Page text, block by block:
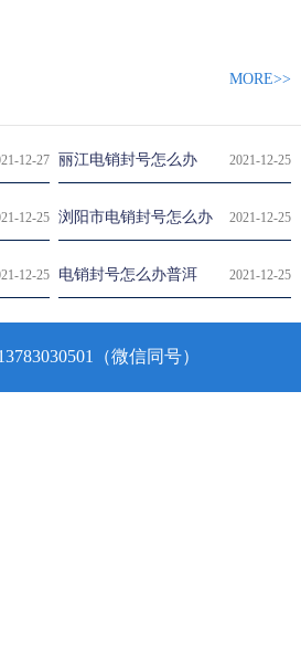
MORE>>
12-27 丽江电销封号怎么办 2021-12-25
12-25 浏阳市电销封号怎么办 2021-12-25
12-25 电销封号怎么办普洱 2021-12-25
（微信同号）